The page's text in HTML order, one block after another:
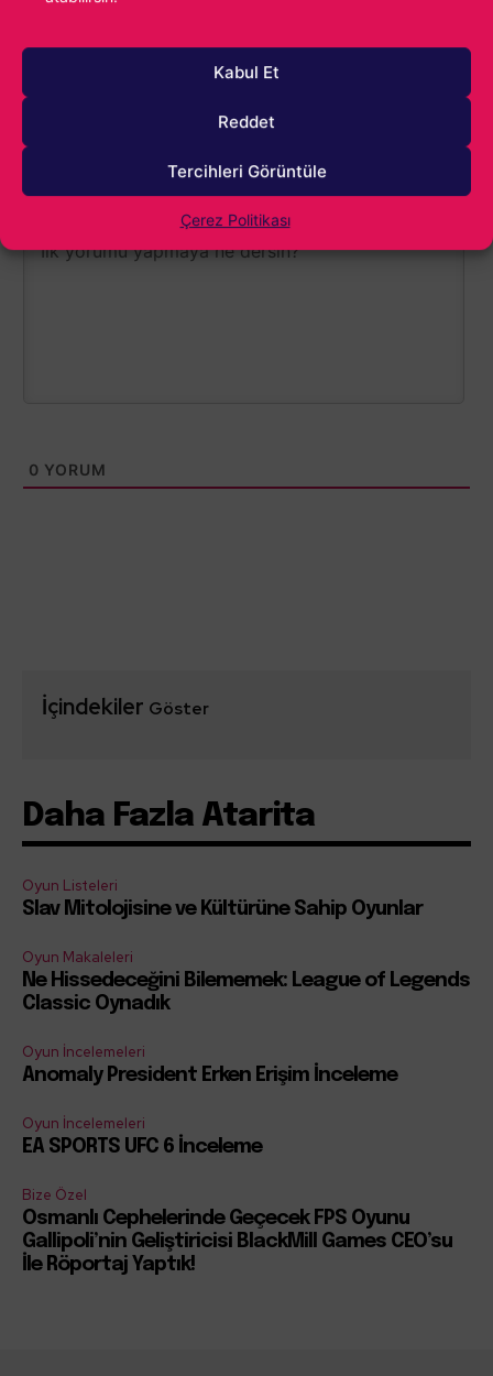
Kabul Et
Reddet
Tercihleri Görüntüle
Çerez Politikası
0 YORUM
İçindekiler Göster
Daha Fazla Atarita
Oyun Listeleri
Slav Mitolojisine ve Kültürüne Sahip Oyunlar
Oyun Makaleleri
Ne Hissedeceğini Bilememek: League of Legends
Classic Oynadık
Oyun İncelemeleri
Anomaly President Erken Erişim İnceleme
Oyun İncelemeleri
EA SPORTS UFC 6 İnceleme
Bize Özel
Osmanlı Cephelerinde Geçecek FPS Oyunu
Gallipoli’nin Geliştiricisi BlackMill Games CEO’su
İle Röportaj Yaptık!